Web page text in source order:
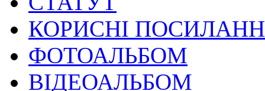
КОРИСНІ
ФОТОАЛЬБОМ
ВІДЕОАЛЬБОМ